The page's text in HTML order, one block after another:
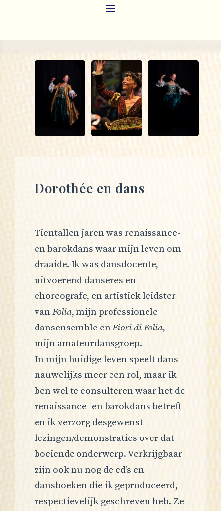
Dorothée en dans
Tientallen jaren was renaissance-
en barokdans waar mijn leven om
draaide. Ik was dansdocente,
uitvoerend danseres en
choreografe, en artistiek leidster
vanFolia, mijn professionele
dansensemble enFiori di Folia,
mijn amateurdansgroep.
In mijn huidige leven speelt dans
nauwelijks meer een rol, maar ik
ben wel te consulteren waar het de
renaissance- en barokdans betreft
en ik verzorg desgewenst
lezingen/demonstraties over dat
boeiende onderwerp. Verkrijgbaar
zijn ook nu nog de cd’s en
dansboeken die ik geproduceerd,
respectievelijk geschreven heb. Ze